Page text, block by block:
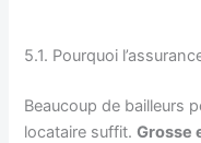
5.1. Pourquoi
Beaucoup de bailleurs
locataire suffit.Grosse